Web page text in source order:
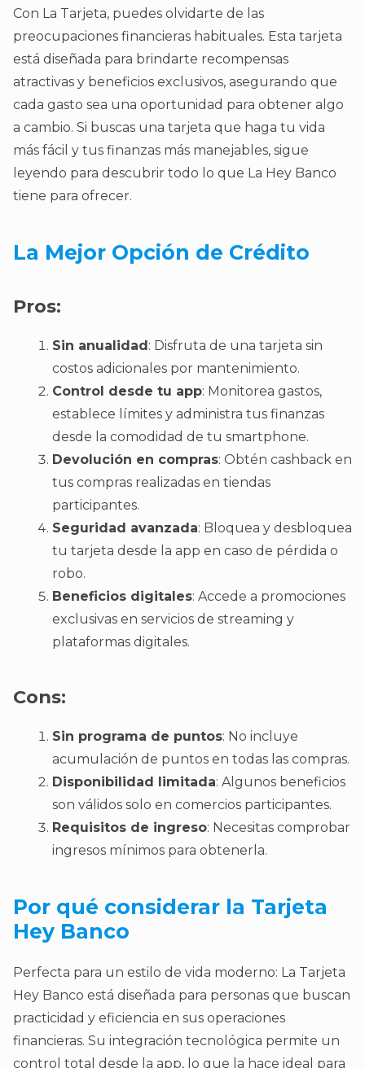
Con La Tarjeta, puedes olvidarte de las
preocupaciones financieras habituales. Esta tarjeta
está diseñada para brindarte recompensas
atractivas y beneficios exclusivos, asegurando que
cada gasto sea una oportunidad para obtener algo
a cambio. Si buscas una tarjeta que haga tu vida
más fácil y tus finanzas más manejables, sigue
leyendo para descubrir todo lo que La Hey Banco
tiene para ofrecer.
La Mejor Opción de Crédito
Pros:
Sin anualidad : Disfruta de una tarjeta sin
costos adicionales por mantenimiento.
Control desde tu app: Monitorea gastos,
establece límites y administra tus finanzas
desde la comodidad de tu smartphone.
Devolución en compras: Obtén cashback en
tus compras realizadas en tiendas
participantes.
Seguridad avanzada: Bloquea y desbloquea
tu tarjeta desde la app en caso de pérdida o
robo.
Beneficios digitales: Accede a promociones
exclusivas en servicios de streaming y
plataformas digitales.
Cons:
Sin programa de puntos: No incluye
acumulación de puntos en todas las compras.
Disponibilidad limitada: Algunos beneficios
son válidos solo en comercios participantes.
Requisitos de ingreso: Necesitas comprobar
ingresos mínimos para obtenerla.
Por qué considerar la Tarjeta
Hey Banco
Perfecta para un estilo de vida moderno: La Tarjeta
Hey Banco está diseñada para personas que buscan
practicidad y eficiencia en sus operaciones
financieras. Su integración tecnológica permite un
control total desde la app, lo que la hace ideal para